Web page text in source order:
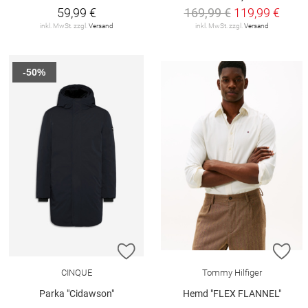
59,99 €
inkl. MwSt. zzgl. Versand
169,99 € 119,99 €
inkl. MwSt. zzgl. Versand
ZUR WUNSCHLISTE HINZUFÜGEN
CINQUE
Parka "Cidawson"
-50%
Tommy Hilfiger
Hemd "FLEX FLANNEL"